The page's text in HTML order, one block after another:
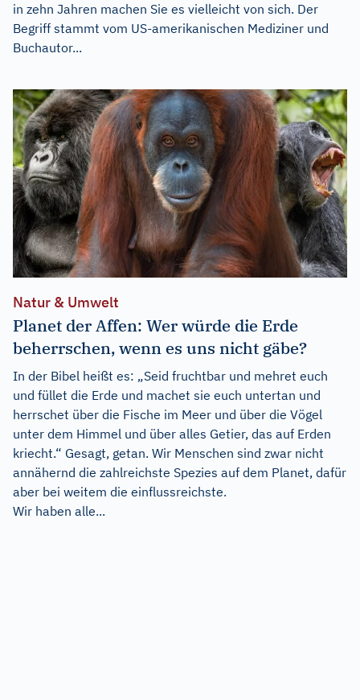
in zehn Jahren machen Sie es vielleicht von sich. Der
Begriff stammt vom US-amerikanischen Mediziner und
Buchautor...
Natur & Umwelt
Planet der Affen: Wer würde die Erde
beherrschen, wenn es uns nicht gäbe?
In der Bibel heißt es: „Seid fruchtbar und mehret euch
und füllet die Erde und machet sie euch untertan und
herrschet über die Fische im Meer und über die Vögel
unter dem Himmel und über alles Getier, das auf Erden
kriecht.“ Gesagt, getan. Wir Menschen sind zwar nicht
annähernd die zahlreichste Spezies auf dem Planet, dafür
aber bei weitem die einflussreichste.
Wir haben alle...